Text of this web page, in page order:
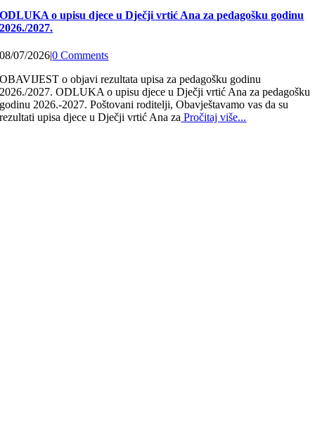
ODLUKA o upisu djece u Dječji vrtić Ana za pedagošku godinu
2026./2027.
08/07/2026|0 Comments
OBAVIJEST o objavi rezultata upisa za pedagošku godinu
2026./2027. ODLUKA o upisu djece u Dječji vrtić Ana za pedagošku
godinu 2026.-2027. Poštovani roditelji, Obavještavamo vas da su
rezultati upisa djece u Dječji vrtić Ana za Pročitaj više...